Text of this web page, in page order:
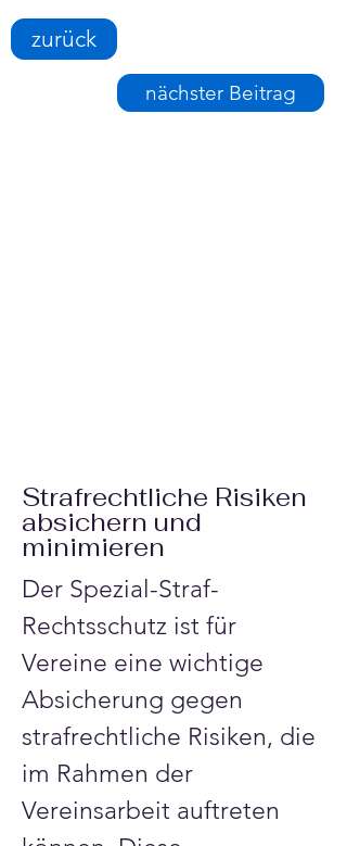
zurück
nächster Beitrag
Strafrechtliche Risiken
absichern und
minimieren
Der Spezial-Straf-
Rechtsschutz ist für
Vereine eine wichtige
Absicherung gegen
strafrechtliche Risiken, die
im Rahmen der
Vereinsarbeit auftreten